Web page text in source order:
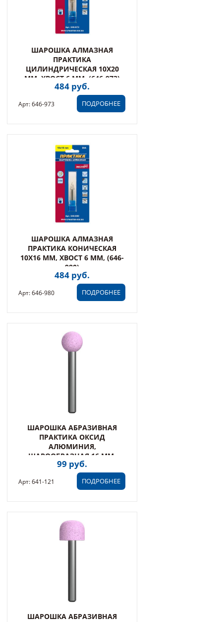
ШАРОШКА АЛМАЗНАЯ
ПРАКТИКА
ЦИЛИНДРИЧЕСКАЯ 10Х20
ММ, ХВОСТ 6 ММ, (646-973)
484 руб.
ПОДРОБНЕЕ
Арт: 646-973
ШАРОШКА АЛМАЗНАЯ
ПРАКТИКА КОНИЧЕСКАЯ
10Х16 ММ, ХВОСТ 6 ММ, (646-
980)
484 руб.
ПОДРОБНЕЕ
Арт: 646-980
ШАРОШКА АБРАЗИВНАЯ
ПРАКТИКА ОКСИД
АЛЮМИНИЯ,
ШАРООБРАЗНАЯ 16 ММ,
ХВОСТ 6 ММ, БЛИСТЕР (641-
121)
99 руб.
ПОДРОБНЕЕ
Арт: 641-121
ШАРОШКА АБРАЗИВНАЯ